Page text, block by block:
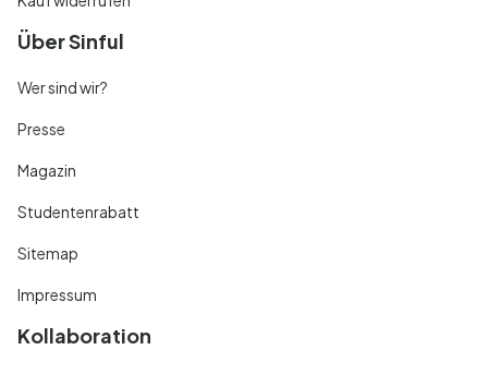
Über Sinful
Wer sind wir?
Presse
Magazin
Studentenrabatt
Sitemap
Impressum
Kollaboration